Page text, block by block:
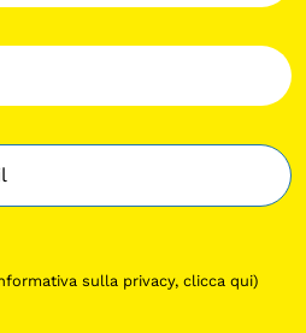
sulla privacy, clicca qui)